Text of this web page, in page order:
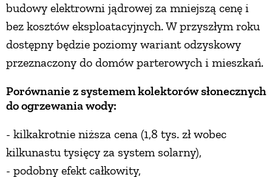
budowy elektrowni jądrowej za mniejszą cenę i
bez kosztów eksploatacyjnych. W przyszłym roku
dostępny będzie poziomy wariant odzyskowy
przeznaczony do domów parterowych i mieszkań.
Porównanie z systemem kolektorów słonecznych
do ogrzewania wody:
- kilkakrotnie niższa cena (1,8 tys. zł wobec
kilkunastu tysięcy za system solarny),
- podobny efekt całkowity,